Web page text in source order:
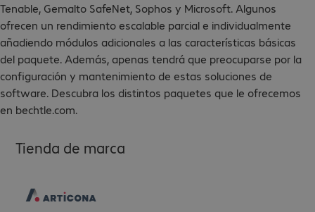
Tenable, Gemalto SafeNet, Sophos y Microsoft. Algunos
ofrecen un rendimiento escalable parcial e individualmente
añadiendo módulos adicionales a las características básicas
del paquete. Además, apenas tendrá que preocuparse por la
configuración y mantenimiento de estas soluciones de
software. Descubra los distintos paquetes que le ofrecemos
en bechtle.com.
Tienda de marca